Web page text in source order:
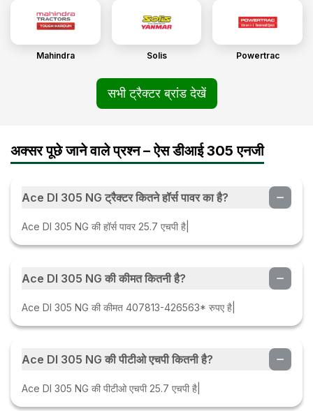
Mahindra Solis Powertrac
सभी ट्रैक्टर ब्रांड देखें
अक्सर पूछे जाने वाले प्रश्न – ऐस डीआई 305 एनजी
Ace DI 305 NG ट्रैक्टर कितने हॉर्स पावर का है?
Ace DI 305 NG की हॉर्स पावर 25.7 एचपी है|
Ace DI 305 NG की कीमत कितनी है?
Ace DI 305 NG की कीमत 407813-426563* रुपए है|
Ace DI 305 NG की पीटीओ एचपी कितनी है?
Ace DI 305 NG की पीटीओ एचपी 25.7 एचपी है|